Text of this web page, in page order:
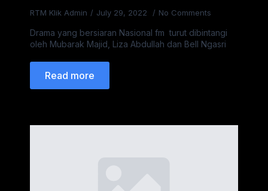
RTM Klik Admin July 29, 2022 No Comments
Drama yang bersiaran Nasional fm turut dibintangi
oleh Mubarak Majid, Liza Abdullah dan Bell Ngasri
Read more